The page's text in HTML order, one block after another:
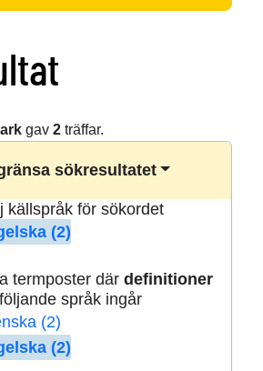
gav 2träffar.
sökresultatet
källspråk för sökordet
(2)
termposter där definitioner
språk ingår
(2)
(2)